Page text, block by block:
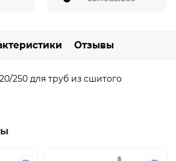
Отзывы
250 для труб из сшитого